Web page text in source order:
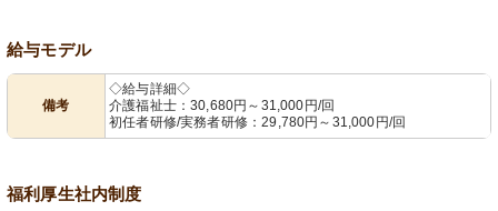
給与モデル
備考
◇給与詳細◇
介護福祉士：30,680円～31,000円/回
初任者研修/実務者研修：29,780円～31,000円/回
福利厚生社内制度